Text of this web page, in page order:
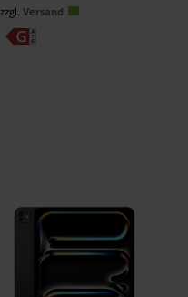
ist:
zzgl.Versand